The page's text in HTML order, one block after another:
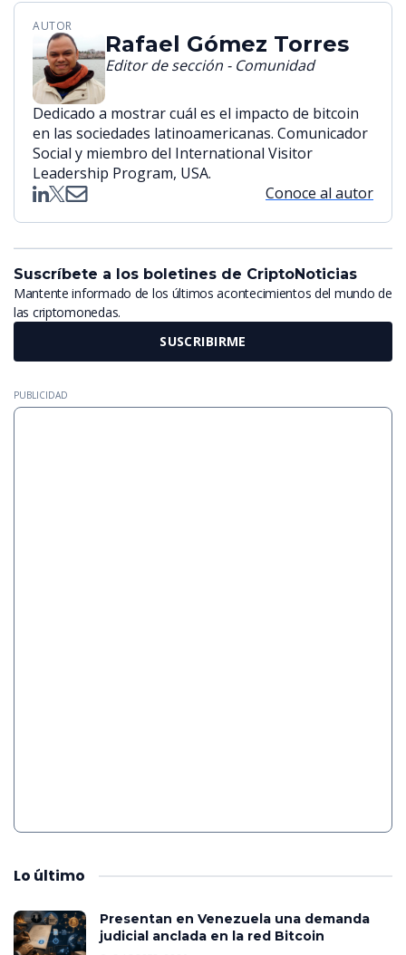
AUTOR
Rafael Gómez Torres
Editor de sección - Comunidad
Dedicado a mostrar cuál es el impacto de bitcoin
en las sociedades latinoamericanas. Comunicador
Social y miembro del International Visitor
Leadership Program, USA.
Conoce al autor
Suscríbete a los boletines de CriptoNoticias
Mantente informado de los últimos acontecimientos del mundo de
las criptomonedas.
SUSCRIBIRME
PUBLICIDAD
Lo último
Presentan en Venezuela una demanda
judicial anclada en la red Bitcoin